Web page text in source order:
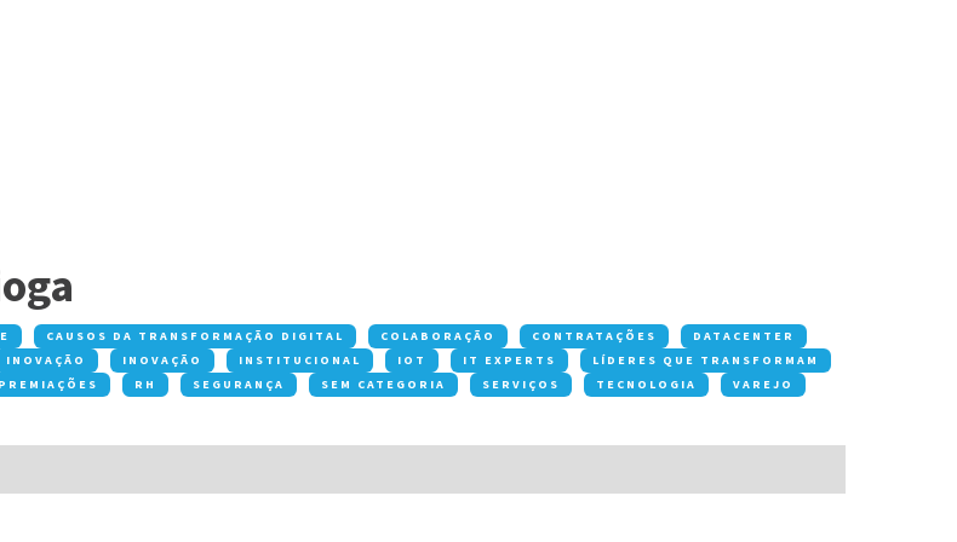
CAUSOS DA TRANSFORMAÇÃO DIGITAL COLABORAÇÃO CONTRATAÇÕES
DATACENTER
INOVAÇÃO INOVAÇÃO INSTITUCIONAL IOT IT EXPERTS
LÍDERES QUE TRANSFORMAM
PREMIAÇÕES RH SEGURANÇA SEM CATEGORIA SERVIÇOS TECNOLOGIA
VAREJO